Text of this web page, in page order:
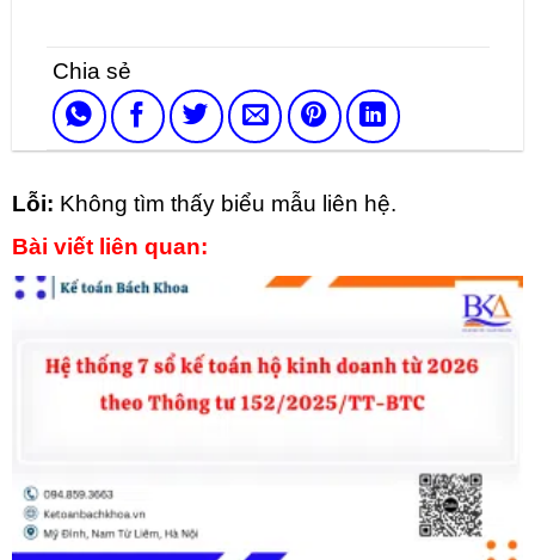
Lỗi: Không tìm thấy biểu mẫu liên hệ.
Bài viết liên quan: